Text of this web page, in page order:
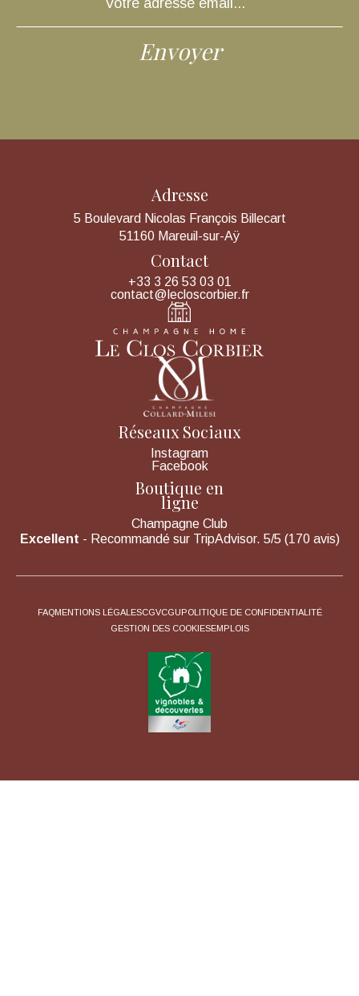
Adresse
5 Boulevard Nicolas François Billecart
51160 Mareuil-sur-Aÿ
Contact
+33 3 26 53 03 01
contact@lecloscorbier.fr
Réseaux Sociaux
Instagram
Facebook
Boutique en
ligne
Champagne Club
Excellent - Recommandé sur TripAdvisor. 5/5 (170 avis)
FAQMENTIONS LÉGALESCGVCGU POLITIQUE DE CONFIDENTIALITÉ
GESTION DES COOKIESEMPLOIS